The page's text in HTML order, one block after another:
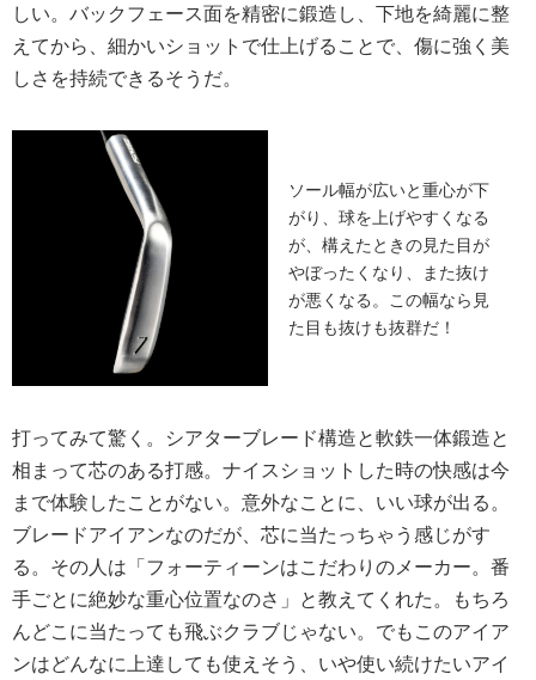
しい。バックフェース面を精密に鍛造し、下地を綺麗に整
えてから、細かいショットで仕上げることで、傷に強く美
しさを持続できるそうだ。
ソール幅が広いと重心が下
がり、球を上げやすくなる
が、構えたときの見た目が
やぼったくなり、また抜け
が悪くなる。この幅なら見
た目も抜けも抜群だ！
打ってみて驚く。シアターブレード構造と軟鉄一体鍛造と
相まって芯のある打感。ナイスショットした時の快感は今
まで体験したことがない。意外なことに、いい球が出る。
ブレードアイアンなのだが、芯に当たっちゃう感じがす
る。その人は「フォーティーンはこだわりのメーカー。番
手ごとに絶妙な重心位置なのさ」と教えてくれた。もちろ
んどこに当たっても飛ぶクラブじゃない。でもこのアイア
ンはどんなに上達しても使えそう、いや使い続けたいアイ